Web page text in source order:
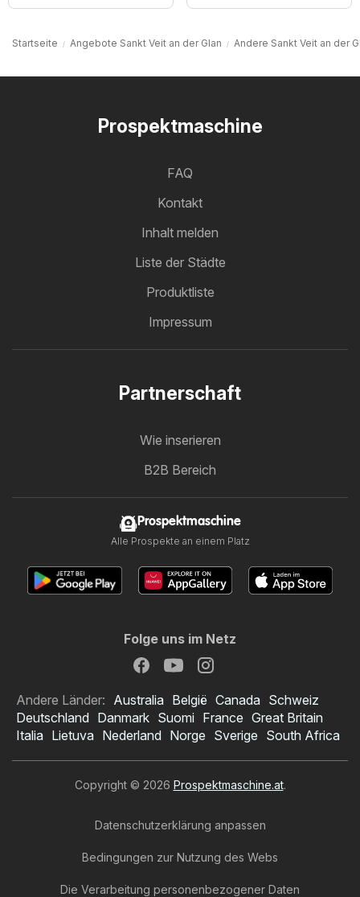
Startseite Angebote Sankt Veit an der Glan Andere Sankt Veit an der
Prospektmaschine
FAQ
Kontakt
Inhalt melden
Liste der Städte
Produktliste
Impressum
Partnerschaft
Wie inserieren
B2B Bereich
Prospektmaschine
Alle Prospekte an einem Platz
Folge uns im Netz
Andere Länder: Australia België Canada Schweiz
Deutschland Danmark Suomi France Great Britain
Italia Lietuva Nederland Norge Sverige South Africa
Copyright © 2026 Prospektmaschine.at.
Datenschutzerklärung anpassen
Bedingungen zur Nutzung des Webs
Die Verarbeitung personenbezogener Daten